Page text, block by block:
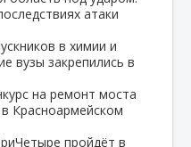
атаки
в химии и
вузы закрепились в
на ремонт моста
Красноармейском
пройдёт в